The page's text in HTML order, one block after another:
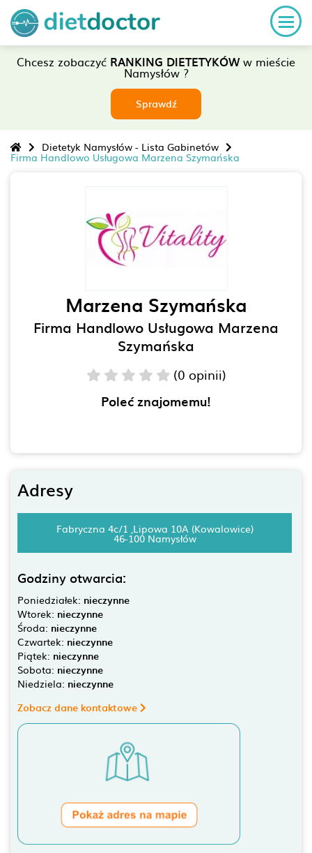
Chcesz zobaczyć RANKING DIETETYKÓWw mieście
Namysłów ?
Sprawdź
Dietetyk Namysłów - Lista Gabinetów
Firma Handlowo Usługowa Marzena Szymańska
Marzena Szymańska
Firma Handlowo Usługowa Marzena
Szymańska
(0 opinii)
Poleć znajomemu!
Adresy
Fabryczna 4c/1 ,Lipowa 10A (Kowalowice)
46-100 Namysłów
Godziny otwarcia:
Poniedziałek: nieczynne
Wtorek: nieczynne
Środa: nieczynne
Czwartek: nieczynne
Piątek: nieczynne
Sobota: nieczynne
Niedziela: nieczynne
Zobacz dane kontaktowe